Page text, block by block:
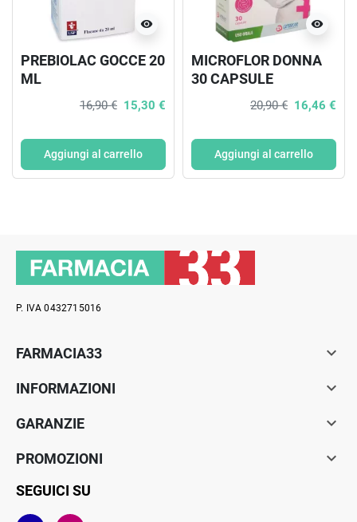
visibility
PREBIOLAC GOCCE 20
ML
16,90 € 15,30 €
Aggiungi al carrello
visibility
MICROFLOR DONNA
30 CAPSULE
20,90 € 16,46 €
Aggiungi al carrello
P. IVA 0432715016
FARMACIA33 
INFORMAZIONI 
GARANZIE 
PROMOZIONI 
SEGUICI SU